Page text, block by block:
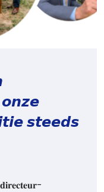
𝙤𝙣𝙯𝙚
𝙨𝙩𝙚𝙚𝙙𝙨